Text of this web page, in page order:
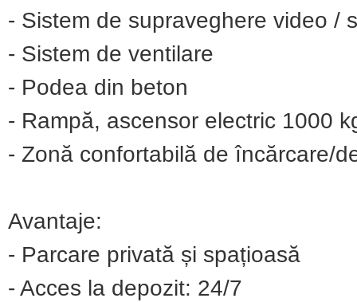
- Sistem de supraveghere video /
- Sistem de ventilare
- Podea din beton
- Rampă, ascensor electric 1000
- Zonă confortabilă de încărcare/
Avantaje:
- Parcare privată și spațioasă
- Acces la depozit: 24/7